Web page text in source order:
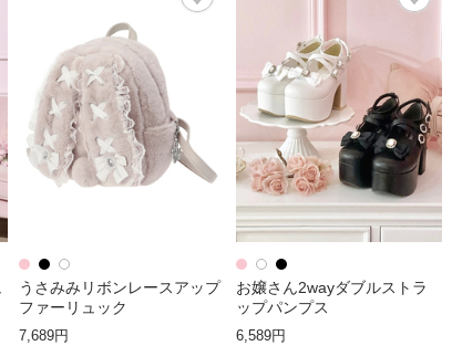
うさみみリボンレースアップ
ファーリュック
7,689円
お嬢さん2wayダブルストラ
ップパンプス
6,589円